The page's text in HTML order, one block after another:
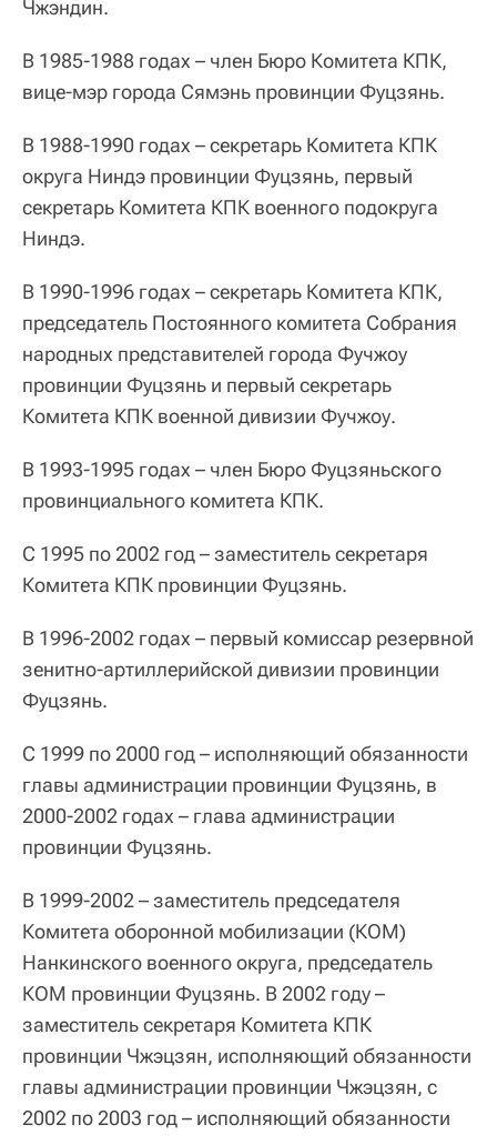
Чжэндин.
В 1985-1988 годах – член Бюро Комитета КПК,
вице-мэр города Сямэнь провинции Фуцзянь.
В 1988-1990 годах – секретарь Комитета КПК
округа Ниндэ провинции Фуцзянь, первый
секретарь Комитета КПК военного подокруга
Ниндэ.
В 1990-1996 годах – секретарь Комитета КПК,
председатель Постоянного комитета Собрания
народных представителей города Фучжоу
провинции Фуцзянь и первый секретарь
Комитета КПК военной дивизии Фучжоу.
В 1993-1995 годах – член Бюро Фуцзяньского
провинциального комитета КПК.
С 1995 по 2002 год – заместитель секретаря
Комитета КПК провинции Фуцзянь.
В 1996-2002 годах – первый комиссар резервной
зенитно-артиллерийской дивизии провинции
Фуцзянь.
С 1999 по 2000 год – исполняющий обязанности
главы администрации провинции Фуцзянь, в
2000-2002 годах – глава администрации
провинции Фуцзянь.
В 1999-2002 – заместитель председателя
Комитета оборонной мобилизации (КОМ)
Нанкинского военного округа, председатель
КОМ провинции Фуцзянь. В 2002 году –
заместитель секретаря Комитета КПК
провинции Чжэцзян, исполняющий обязанности
главы администрации провинции Чжэцзян, с
2002 по 2003 год – исполняющий обязанности